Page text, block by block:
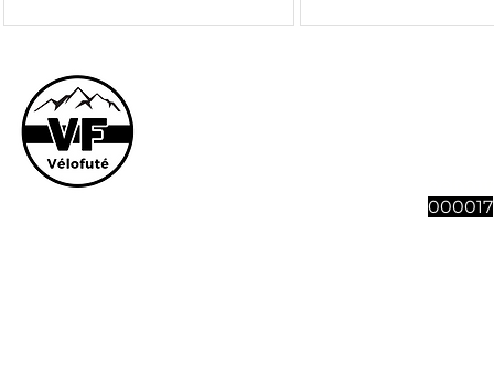
000017